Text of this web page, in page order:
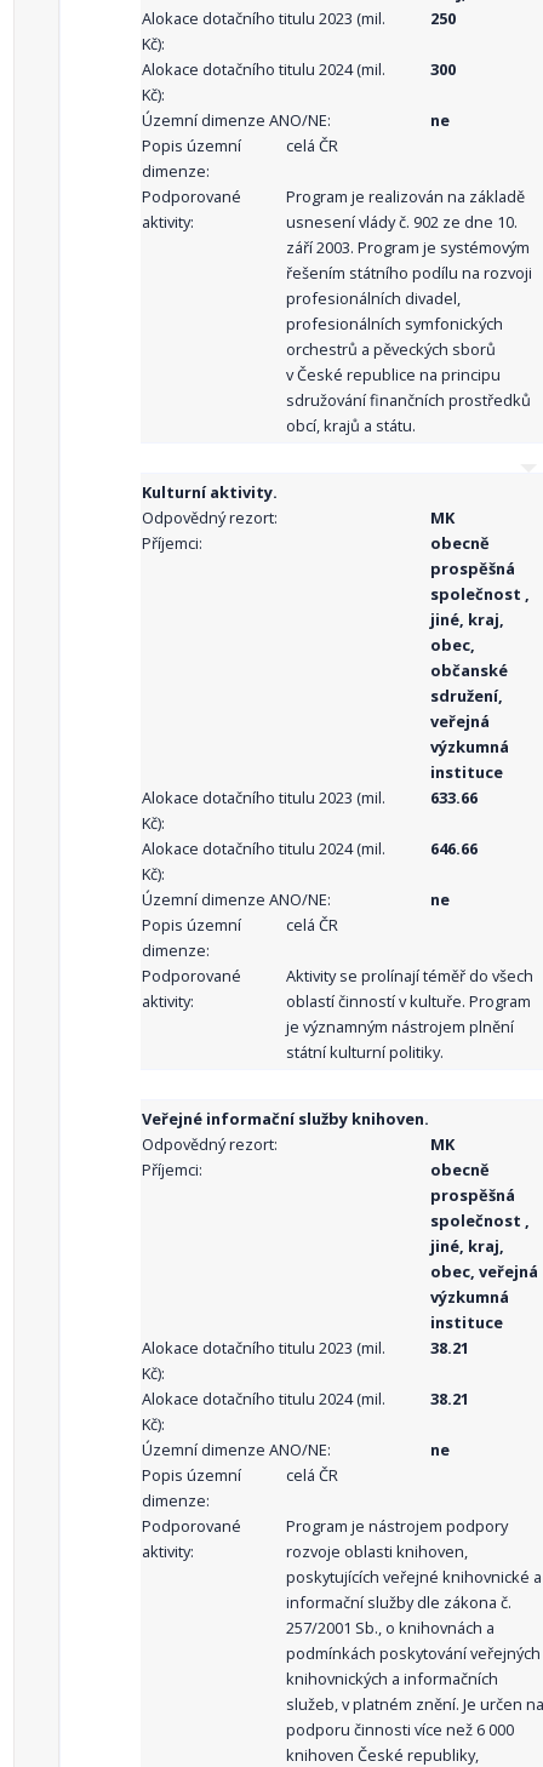
Alokace dotačního titulu 2023 (mil.
Kč):
250
Alokace dotačního titulu 2024 (mil.
Kč):
300
Územní dimenze ANO/NE:
ne
Popis územní
dimenze:
celá ČR
Podporované
aktivity:
Program je realizován na základě
usnesení vlády č. 902 ze dne 10.
září 2003. Program je systémovým
řešením státního podílu na rozvoji
profesionálních divadel,
profesionálních symfonických
orchestrů a pěveckých sborů
v České republice na principu
sdružování finančních prostředků
obcí, krajů a státu.
Kulturní aktivity.
Odpovědný rezort:
MK
Příjemci:
obecně
prospěšná
společnost ,
jiné, kraj,
obec,
občanské
sdružení,
veřejná
výzkumná
instituce
Alokace dotačního titulu 2023 (mil.
Kč):
633.66
Alokace dotačního titulu 2024 (mil.
Kč):
646.66
Územní dimenze ANO/NE:
ne
Popis územní
dimenze:
celá ČR
Podporované
aktivity:
Aktivity se prolínají téměř do všech
oblastí činností v kultuře. Program
je významným nástrojem plnění
státní kulturní politiky.
Veřejné informační služby knihoven.
Odpovědný rezort:
MK
Příjemci:
obecně
prospěšná
společnost ,
jiné, kraj,
obec, veřejná
výzkumná
instituce
Alokace dotačního titulu 2023 (mil.
Kč):
38.21
Alokace dotačního titulu 2024 (mil.
Kč):
38.21
Územní dimenze ANO/NE:
ne
Popis územní
dimenze:
celá ČR
Podporované
aktivity:
Program je nástrojem podpory
rozvoje oblasti knihoven,
poskytujících veřejné knihovnické a
informační služby dle zákona č.
257/2001 Sb., o knihovnách a
podmínkách poskytování veřejných
knihovnických a informačních
služeb, v platném znění. Je určen na
podporu činnosti více než 6 000
knihoven České republiky,